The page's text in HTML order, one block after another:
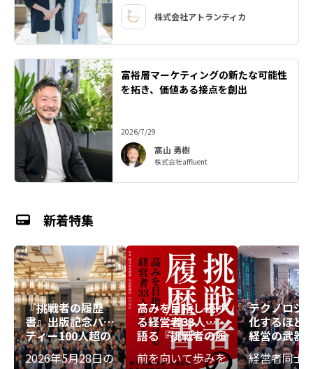
株式会社アトランティカ
富裕層マーケティングの新たな可能性
を拓き、価値ある接点を創出
2026/7/29
髙山 勇樹
株式会社affluent
新着特集
『挑戦者の履歴
書』出版記念パー
ティー――100人超の
熱意が重なる、新
たな始まりの夜
2026年5月28日の
高みを目指し続け
る経営者33人が
語る『挑戦者の履
歴書』
前を向いて歩みを
テクノロジ
化するほど
経営の武器
――KIZUNA
IVE講演会
経営者同士